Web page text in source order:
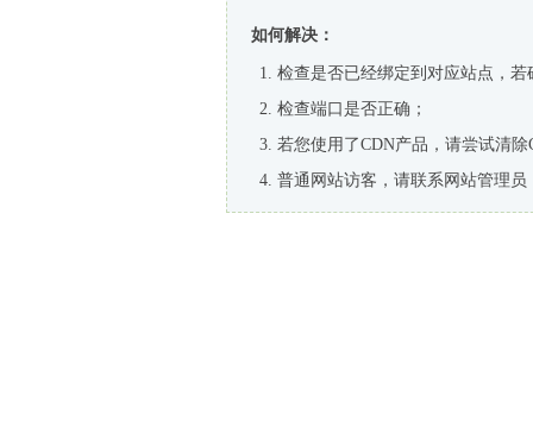
如何解决：
检查是否已经绑定到对应站点，
检查端口是否正确；
若您使用了CDN产品，请尝试清除
普通网站访客，请联系网站管理员